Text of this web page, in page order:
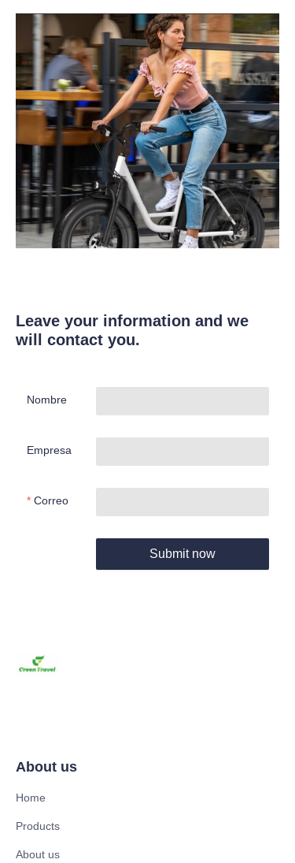
Leave your information and we
will contact you.
Nombre
Empresa
Correo
Submit now
About us
Home
Products
About us